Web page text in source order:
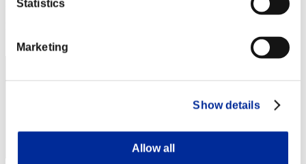
Statistics
Marketing
Show details
Allow all
Punteggio: -